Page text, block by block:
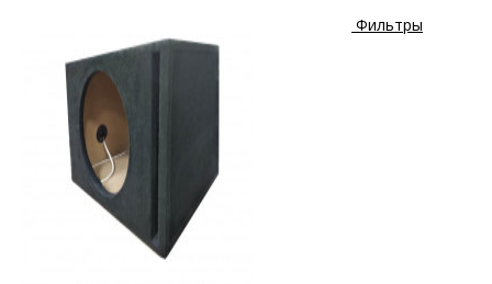
Фильтры